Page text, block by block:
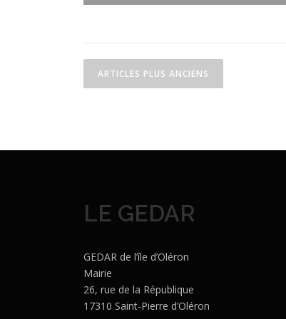
N
a
t
o
n
ARTICLES PLUS ANCIENS
LE GEDAR
GEDAR de l’île d’Oléron
Mairie
26, rue de la République
17310 Saint-Pierre d’Oléron